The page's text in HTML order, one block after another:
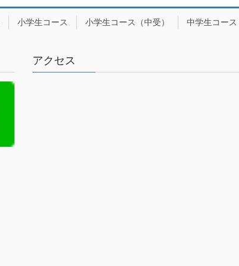
小学生コース 小学生コース（中受） 中学生コース
アクセス